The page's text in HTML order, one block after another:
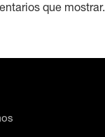
que mostrar.